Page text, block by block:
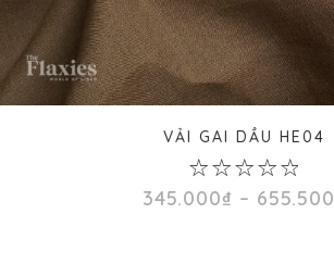
VẢI GAI DẦU HE04
0
out
345.000₫ – 655.500